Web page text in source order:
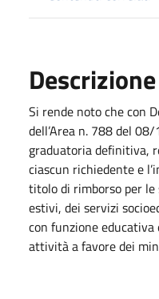
Descrizione
Si rende noto che con
dell’Area n. 788 del
graduatoria definitiva,
ciascun richiedente e
titolo di rimborso per le
estivi, dei servizi
con funzione
attività a favore dei